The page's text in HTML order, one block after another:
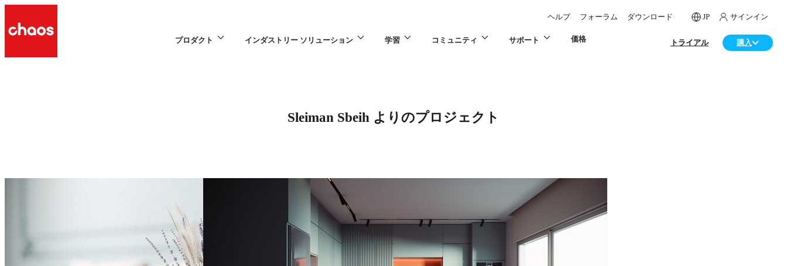
ヘルプ フォーラム ダウンロード JP サインイン
プロダクト インダストリー ソリューション 学習 コミュニティ サポート 価格 トライアル 購入
Sleiman Sbeih よりのプロジェクト